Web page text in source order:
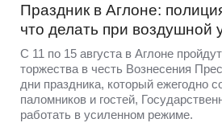
Праздник в Аглоне:
что делать при воздушной
С 11 по 15 августа в Аглоне
торжества в честь Вознесения
дни праздника, который ежегодно
паломников и гостей,
работать в усиленном режиме.